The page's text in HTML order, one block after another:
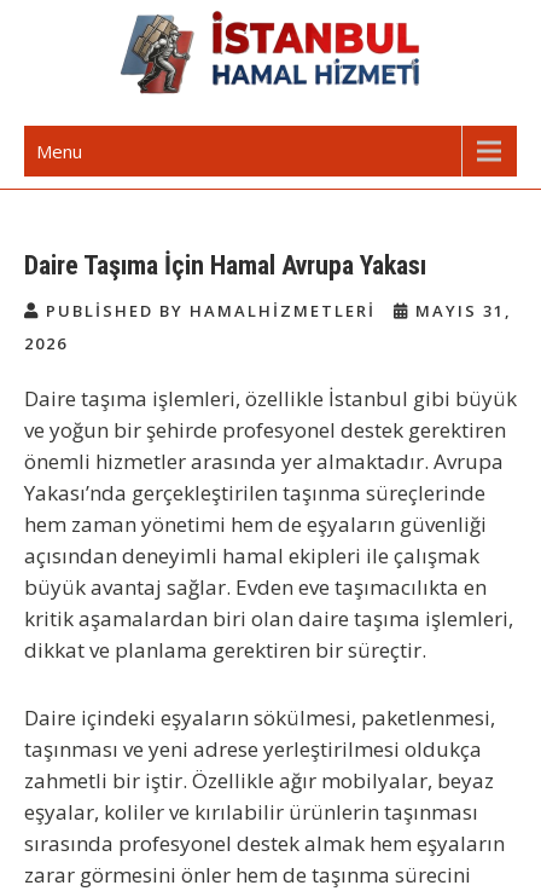
İstanbul Günlük Hamal | Hamal
Arıyorum Hamal Lazım
Menu
Daire Taşıma İçin Hamal Avrupa Yakası
PUBLISHED BY HAMALHIZMETLERI
MAYIS 31,
2026
Daire taşıma işlemleri, özellikle İstanbul gibi büyük
ve yoğun bir şehirde profesyonel destek gerektiren
önemli hizmetler arasında yer almaktadır. Avrupa
Yakası’nda gerçekleştirilen taşınma süreçlerinde
hem zaman yönetimi hem de eşyaların güvenliği
açısından deneyimli hamal ekipleri ile çalışmak
büyük avantaj sağlar. Evden eve taşımacılıkta en
kritik aşamalardan biri olan daire taşıma işlemleri,
dikkat ve planlama gerektiren bir süreçtir.
Daire içindeki eşyaların sökülmesi, paketlenmesi,
taşınması ve yeni adrese yerleştirilmesi oldukça
zahmetli bir iştir. Özellikle ağır mobilyalar, beyaz
eşyalar, koliler ve kırılabilir ürünlerin taşınması
sırasında profesyonel destek almak hem eşyaların
zarar görmesini önler hem de taşınma sürecini